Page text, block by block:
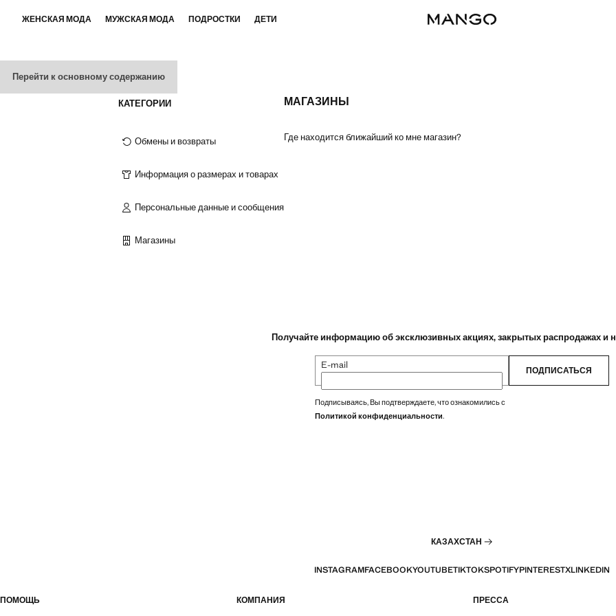
Перейти к основному содержанию
ЖЕНСКАЯ МОДА МУЖСКАЯ МОДА ПОДРОСТКИ ДЕТИ
МАГАЗИНЫ
Где находится ближайший ко мне магазин?
КАТЕГОРИИ
Обмены и возвраты
Информация о размерах и товарах
Персональные данные и сообщения
Магазины
Получайте информацию об эксклюзивных акциях, закрытых распродажах и
E-mail ПОДПИСАТЬСЯ
Подписываясь, Вы подтверждаете, что ознакомились с
Политикой конфиденциальности.
КАЗАХСТАН
INSTAGRAMFACEBOOKYOUTUBETIKTOKSPOTIFYPINTERESTXLINKEDIN
ПОМОЩЬ КОМПАНИЯ ПРЕССА